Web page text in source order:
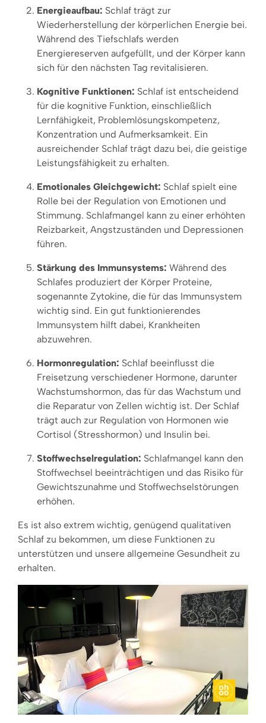
Energieaufbau: Schlaf trägt zur
Wiederherstellung der körperlichen Energie bei.
Während des Tiefschlafs werden
Energiereserven aufgefüllt, und der Körper kann
sich für den nächsten Tag revitalisieren.
Kognitive Funktionen: Schlaf ist entscheidend
für die kognitive Funktion, einschließlich
Lernfähigkeit, Problemlösungskompetenz,
Konzentration und Aufmerksamkeit. Ein
ausreichender Schlaf trägt dazu bei, die geistige
Leistungsfähigkeit zu erhalten.
Emotionales Gleichgewicht: Schlaf spielt eine
Rolle bei der Regulation von Emotionen und
Stimmung. Schlafmangel kann zu einer erhöhten
Reizbarkeit, Angstzuständen und Depressionen
führen.
Stärkung des Immunsystems: Während des
Schlafes produziert der Körper Proteine,
sogenannte Zytokine, die für das Immunsystem
wichtig sind. Ein gut funktionierendes
Immunsystem hilft dabei, Krankheiten
abzuwehren.
Hormonregulation: Schlaf beeinflusst die
Freisetzung verschiedener Hormone, darunter
Wachstumshormon, das für das Wachstum und
die Reparatur von Zellen wichtig ist. Der Schlaf
trägt auch zur Regulation von Hormonen wie
Cortisol (Stresshormon) und Insulin bei.
Stoffwechselregulation: Schlafmangel kann den
Stoffwechsel beeinträchtigen und das Risiko für
Gewichtszunahme und Stoffwechselstörungen
erhöhen.
Es ist also extrem wichtig, genügend qualitativen
Schlaf zu bekommen, um diese Funktionen zu
unterstützen und unsere allgemeine Gesundheit zu
erhalten.